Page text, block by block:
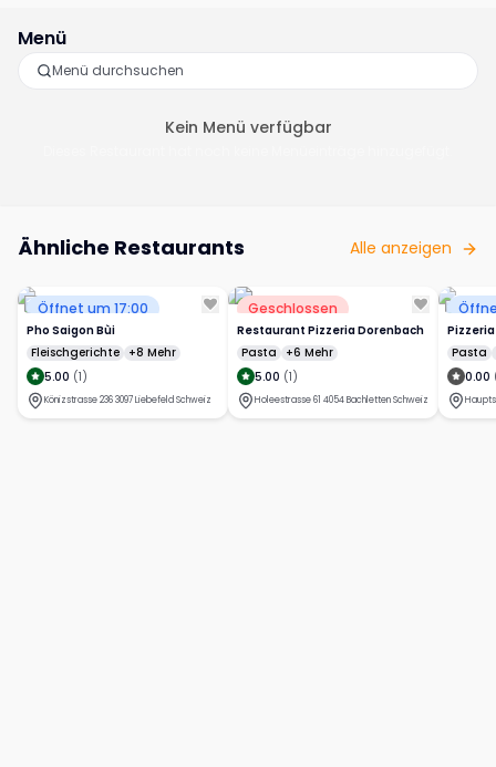
Menü
Kein Menü verfügbar
Ähnliche Restaurants Alle anzeigen
Öffnet um 17:00
Pho Saigon Bùi
Fleischgerichte +8 Mehr
5.00 (1)
Könizstrasse 236 3097 Liebefeld Schweiz
Geschlossen
Restaurant Pizzeria Dorenbach
Pasta
+6 Mehr
5.00 (1)
Holeestrasse 61 4054 Bachletten Schweiz
Pasta
0.00